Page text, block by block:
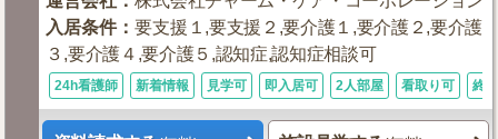
入居条件：要支援１,要支援２,要介護１,要介護２,要介護
３,要介護４,要介護５,認知症,認知症相談可
24h看護師 新着情報 見学可 即入居可 2人部屋 看取り可 終